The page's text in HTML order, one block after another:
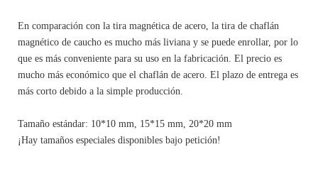
En comparación con la tira magnética de acero, la tira de chaflán
magnético de caucho es mucho más liviana y se puede enrollar, por lo
que es más conveniente para su uso en la fabricación. El precio es
mucho más económico que el chaflán de acero. El plazo de entrega es
más corto debido a la simple producción.
Tamaño estándar: 10*10 mm, 15*15 mm, 20*20 mm
¡Hay tamaños especiales disponibles bajo petición!